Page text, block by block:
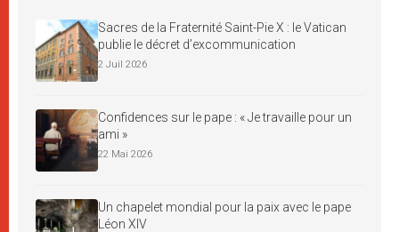
Sacres de la Fraternité Saint-Pie X : le Vatican
publie le décret d’excommunication
2 Juil 2026
Confidences sur le pape : « Je travaille pour un
ami »
22 Mai 2026
Un chapelet mondial pour la paix avec le pape
Léon XIV